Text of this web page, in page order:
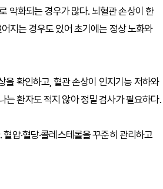
악화되는 경우가 많다. 뇌혈관 손상이 한
지는 경우도 있어 초기에는 정상 노화와
을 확인하고, 혈관 손상이 인지기능 저하와
는 환자도 적지 않아 정밀 검사가 필요하다.
압·혈당·콜레스테롤을 꾸준히 관리하고